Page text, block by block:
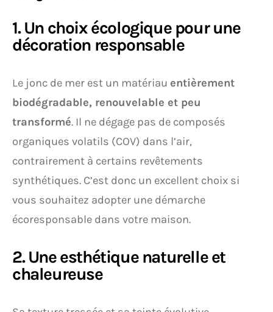
1. Un choix écologique pour une
décoration responsable
Le jonc de mer est un matériau entièrement
biodégradable, renouvelable et peu
transformé. Il ne dégage pas de composés
organiques volatils (COV) dans l’air,
contrairement à certains revêtements
synthétiques. C’est donc un excellent choix si
vous souhaitez adopter une démarche
écoresponsable dans votre maison.
2. Une esthétique naturelle et
chaleureuse